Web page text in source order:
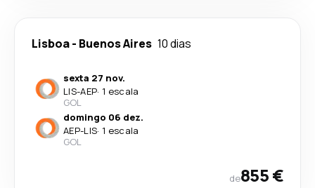
Lisboa- Buenos Aires 10 dias
sexta 27 nov.
LIS-AEP· 1 escala
GOL
domingo 06 dez.
AEP-LIS· 1 escala
GOL
de855 €